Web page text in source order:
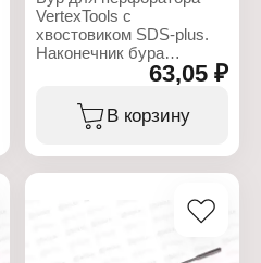
VertexTools с
хвостовиком SDS-plus.
Наконечник бура
сформирован одной
победитовой пластиной
и имеет две режущих
износостойким припоем
что гарантирует высокий
63,05 ₽
В корзину